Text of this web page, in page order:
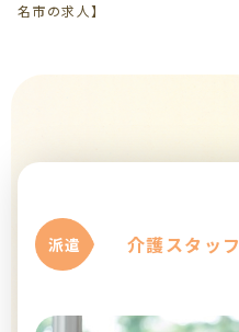
名市の求人】
派遣 介護スタッフ